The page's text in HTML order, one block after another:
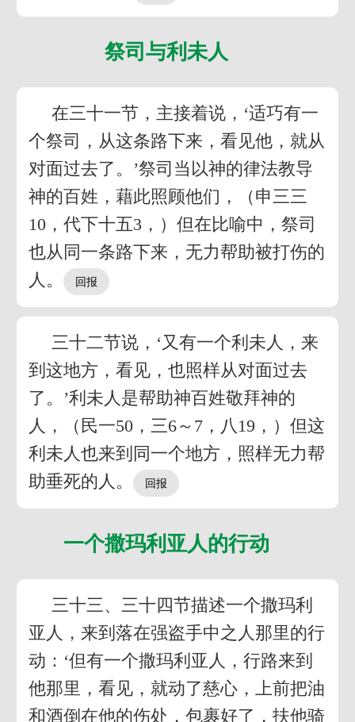
祭司与利未人
在三十一节，主接着说，‘适巧有一
个祭司，从这条路下来，看见他，就从
对面过去了。’祭司当以神的律法教导
神的百姓，藉此照顾他们，（申三三
10，代下十五3，）但在比喻中，祭司
也从同一条路下来，无力帮助被打伤的
人。
三十二节说，‘又有一个利未人，来
到这地方，看见，也照样从对面过去
了。’利未人是帮助神百姓敬拜神的
人，（民一50，三6～7，八19，）但这
利未人也来到同一个地方，照样无力帮
助垂死的人。
一个撒玛利亚人的行动
三十三、三十四节描述一个撒玛利
亚人，来到落在强盗手中之人那里的行
动：‘但有一个撒玛利亚人，行路来到
他那里，看见，就动了慈心，上前把油
和酒倒在他的伤处，包裹好了，扶他骑